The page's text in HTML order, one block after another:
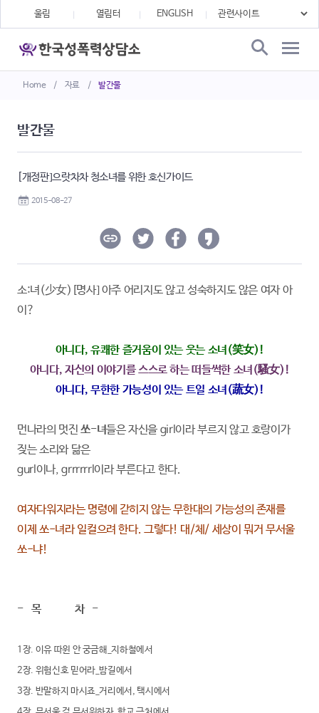
Home / 자료 / 발간물
울림 열림터 ENGLISH
발간물
[개정판]으랏차차 청소녀를 위한 호신가이드
2015-08-27
소:녀(少女)[명사] 아주 어리지도 않고 성숙하지도 않은 여자 아
이?
아니다, 유쾌한 즐거움이 있는 웃는 소녀(笑女)!
아니다, 자신의 이야기를 스스로 하는 떠들썩한 소녀(騷女)!
아니다, 무한한 가능성이 있는 트일 소녀(蔬女)!
먼나라의 멋진쏘-녀들은 자신을 girl이라 부르지 않고 호랑이가
짖는 소리와 닮은
gurl이나, grrrrrrl이라 부른다고 한다.
여자다워지라는 명령에 갇히지 않는 무한대의 가능성의 존재를
이제 쏘-녀라 일컬으려 한다. 그렇다! 대/체/ 세상이 뭐거 무서울
쏘-냐!
- 목 차 -
1장. 이유 따윈 안 궁금해 _지하철에서
2장. 위험신호 믿어라_밤길에서
3장. 반말하지 마시죠_거리에서, 택시에서